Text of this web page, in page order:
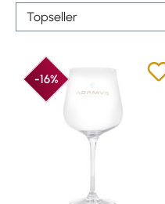
-16%